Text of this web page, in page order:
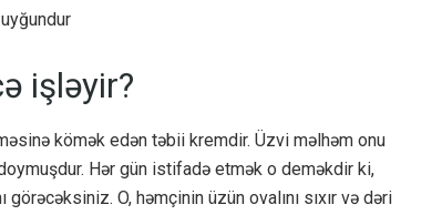
işləyir?
kömək edən təbii kremdir. Üzvi məlhəm onu
Hər gün istifadə etmək o deməkdir ki,
görəcəksiniz. O, həmçinin üzün ovalını sıxır və dəri